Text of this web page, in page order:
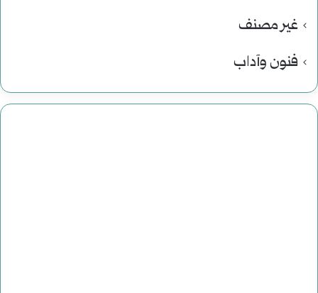
غير مصنف
فنون وآداب